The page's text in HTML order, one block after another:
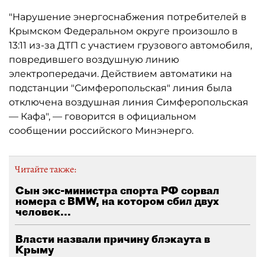
"Нарушение энергоснабжения потребителей в
Крымском Федеральном округе произошло в
13:11 из-за ДТП с участием грузового автомобиля,
повредившего воздушную линию
электропередачи. Действием автоматики на
подстанции "Симферопольская" линия была
отключена воздушная линия Симферопольская
— Кафа", — говорится в официальном
сообщении российского Минэнерго.
Читайте также:
Сын экс-министра спорта РФ сорвал
номера с BMW, на котором сбил двух
человек...
Власти назвали причину блэкаута в
Крыму